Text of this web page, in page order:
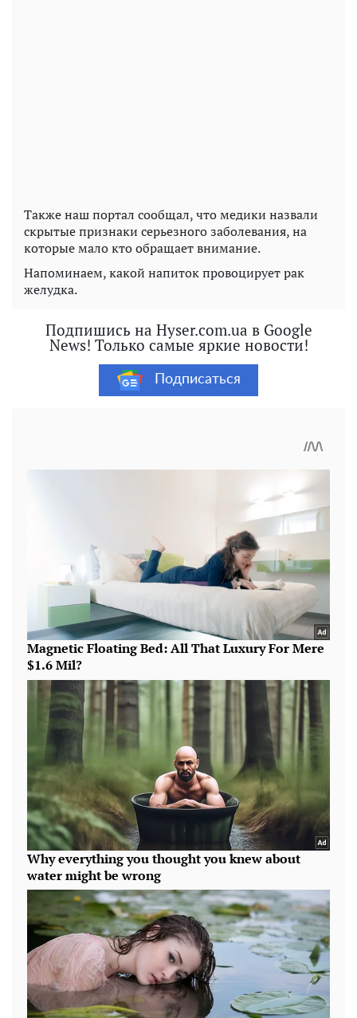
Также наш портал сообщал, что медики назвали
скрытые признаки серьезного заболевания, на
которые мало кто обращает внимание.
Напоминаем, какой напиток провоцирует рак
желудка.
Подпишись на Hyser.com.ua в Google
News! Только самые яркие новости!
Подписаться